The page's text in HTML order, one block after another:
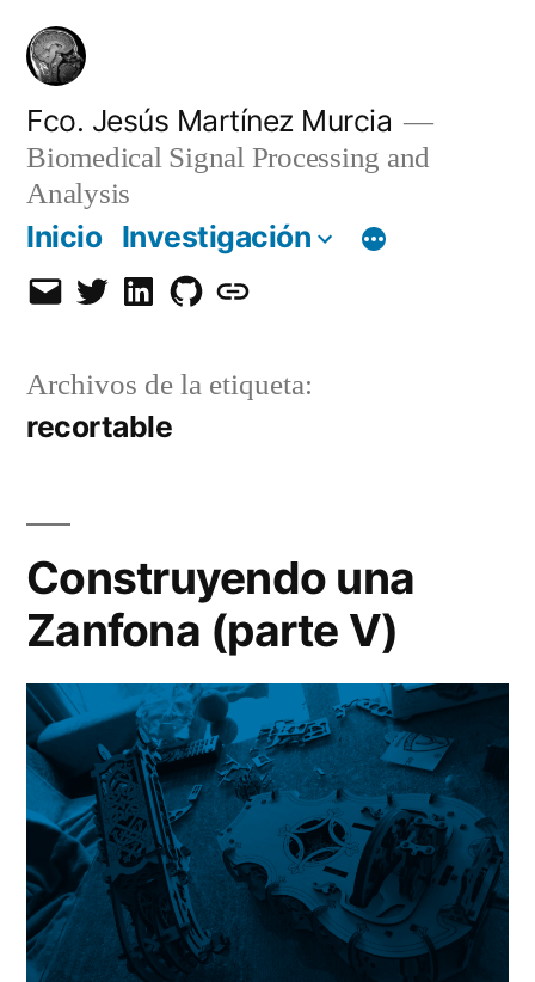
Saltar
contenido
Fco. Jesús Martínez Murcia
Biomedical Signal Processing and
Analysis
Inicio Investigación
EmailTwitterLinkedInGitHub
Orcid
Archivos de la etiqueta:
recortable
Construyendo una
Zanfona (parte V)